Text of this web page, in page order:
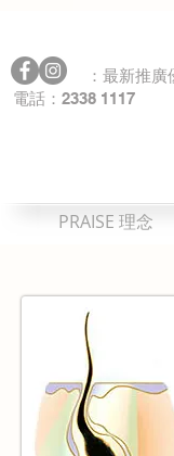
：最新推廣
電話： 2338 1117
PRAISE 理念